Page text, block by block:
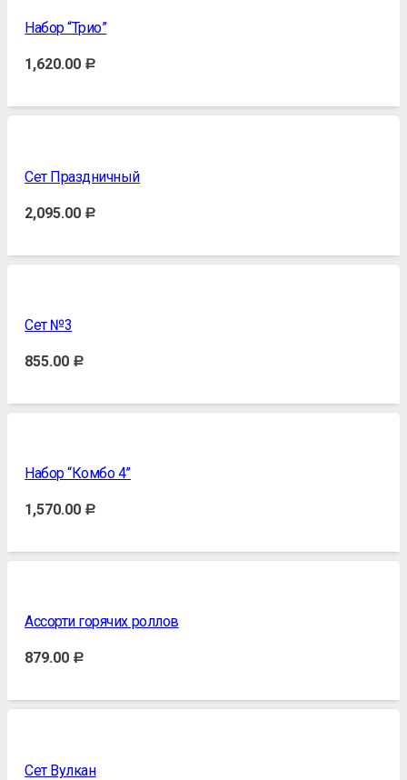
Набор “Трио”
1,620.00 Р
Сет Праздничный
2,095.00 Р
Сет №3
855.00 Р
Набор “Комбо 4”
1,570.00 Р
Ассорти горячих роллов
879.00 Р
Сет Вулкан